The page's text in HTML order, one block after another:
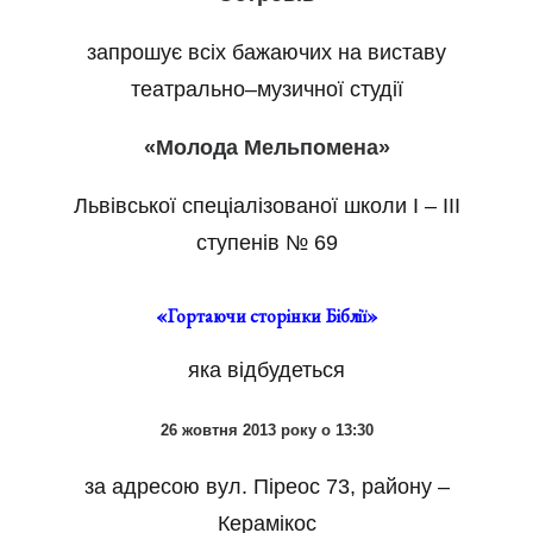
запрошує всіх бажаючих на виставу
театрально–музичної студії
«Молода Мельпомена»
Львівської спеціалізованої школи I – III
ступенів № 69
«Гортаючи сторінки Біблії»
яка відбудеться
26 жовтня 2013 року о 13:30
за адресою вул. Піреос 73, району –
Керамікос